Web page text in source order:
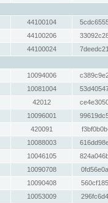
44100104
44100206
44100024
10094006
10081004
42012
10096001
420091
10088003
10046105
10090708
10090408
10053009